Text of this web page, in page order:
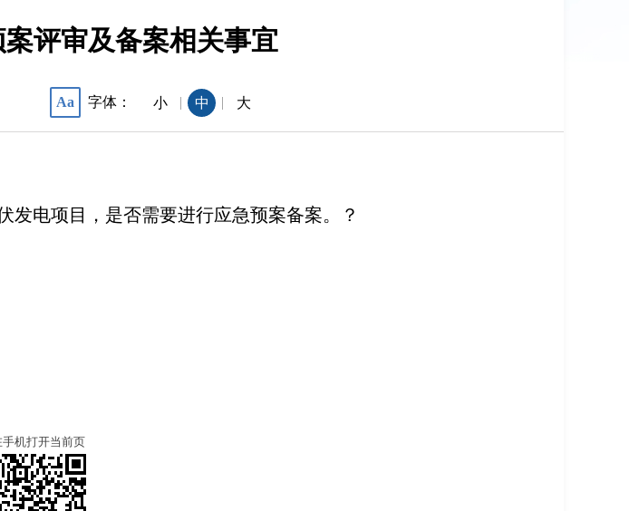
评审及备案相关事宜
Aa 字体： 小 | 中 | 大
发电项目，是否需要进行应急预案备案。？
机打开当前页